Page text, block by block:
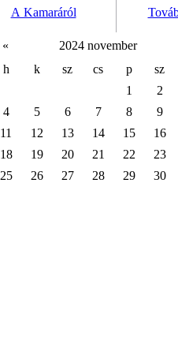
A Kamaráról
«
2024 november
h
k sz cs p
sz
1
2
4
5 6 7 8
9
11
12 13 14 15
16
18
19 20 21 22
23
25
26 27 28 29 30